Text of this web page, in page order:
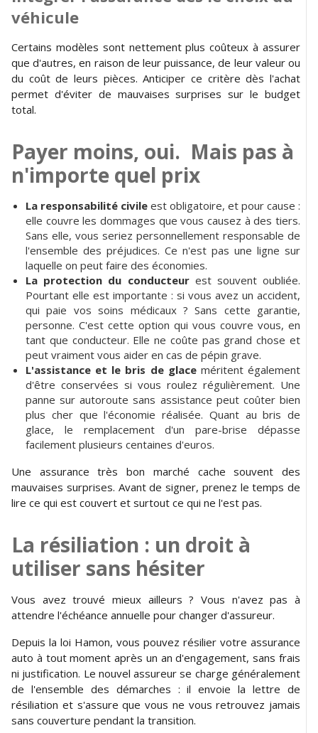
véhicule
Certains modèles sont nettement plus coûteux à assurer
que d'autres, en raison de leur puissance, de leur valeur ou
du coût de leurs pièces. Anticiper ce critère dès l'achat
permet d'éviter de mauvaises surprises sur le budget
total.
Payer moins, oui. Mais pas à
n'importe quel prix
La responsabilité civile est obligatoire, et pour cause :
elle couvre les dommages que vous causez à des tiers.
Sans elle, vous seriez personnellement responsable de
l'ensemble des préjudices. Ce n'est pas une ligne sur
laquelle on peut faire des économies.
La protection du conducteurest souvent oubliée.
Pourtant elle est importante : si vous avez un accident,
qui paie vos soins médicaux ? Sans cette garantie,
personne. C'est cette option qui vous couvre vous, en
tant que conducteur. Elle ne coûte pas grand chose et
peut vraiment vous aider en cas de pépin grave.
L'assistance et le bris de glaceméritent également
d'être conservées si vous roulez régulièrement. Une
panne sur autoroute sans assistance peut coûter bien
plus cher que l'économie réalisée. Quant au bris de
glace, le remplacement d'un pare-brise dépasse
facilement plusieurs centaines d'euros.
Une assurance très bon marché cache souvent des
mauvaises surprises. Avant de signer, prenez le temps de
lire ce qui est couvert et surtout ce qui ne l'est pas.
La résiliation : un droit à
utiliser sans hésiter
Vous avez trouvé mieux ailleurs ? Vous n'avez pas à
attendre l'échéance annuelle pour changer d'assureur.
Depuis la loi Hamon, vous pouvez résilier votre assurance
auto à tout moment après un an d'engagement, sans frais
ni justification. Le nouvel assureur se charge généralement
de l'ensemble des démarches : il envoie la lettre de
résiliation et s'assure que vous ne vous retrouvez jamais
sans couverture pendant la transition.